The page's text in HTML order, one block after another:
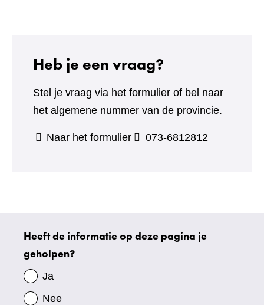
Heb je een vraag?
Stel je vraag via het formulier of bel naar
het algemene nummer van de provincie.
Naar het formulier(verwijst
073-6812812
Uw
gegevens
Heeft de informatie op deze pagina je
geholpen?
Ja
Nee